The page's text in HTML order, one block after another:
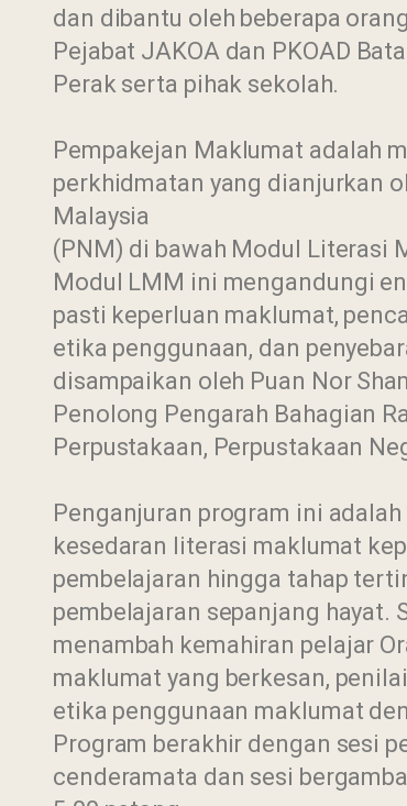
dan dibantu oleh beberapa
Pejabat JAKOA dan PKOAD
Perak serta pihak sekolah.
Pempakejan Maklumat adalah
perkhidmatan yang dianjurkan
Malaysia
(PNM) di bawah Modul Literasi
Modul LMM ini mengandungi
pasti keperluan maklumat,
etika penggunaan, dan
disampaikan oleh Puan Nor
Penolong Pengarah Bahagian
Perpustakaan, Perpustakaan
Penganjuran program ini
kesedaran literasi maklumat
pembelajaran hingga tahap
pembelajaran sepanjang hayat.
menambah kemahiran pelajar
maklumat yang berkesan,
etika penggunaan maklumat
Program berakhir dengan sesi
cenderamata dan sesi